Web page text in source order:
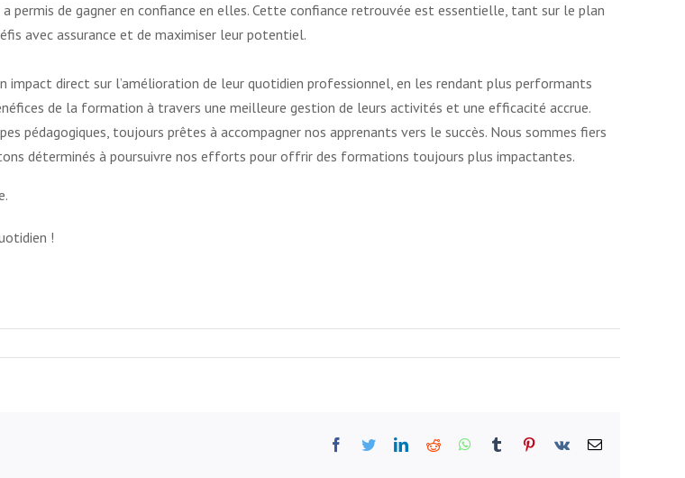
de gagner en confiance en elles. Cette confiance retrouvée est essentielle, tant sur le plan
avec assurance et de maximiser leur potentiel.
direct sur l’amélioration de leur quotidien professionnel, en les rendant plus performants
de la formation à travers une meilleure gestion de leurs activités et une efficacité accrue.
pédagogiques, toujours prêtes à accompagner nos apprenants vers le succès. Nous sommes fiers
déterminés à poursuivre nos efforts pour offrir des formations toujours plus impactantes.
!
Facebook
TwitterLinkedIn
Reddit WhatsApp
Tumblr Pinterest
Vk Email